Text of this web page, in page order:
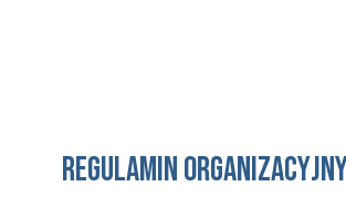
regulamin